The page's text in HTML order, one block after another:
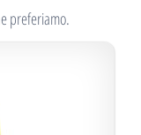
preferiamo.